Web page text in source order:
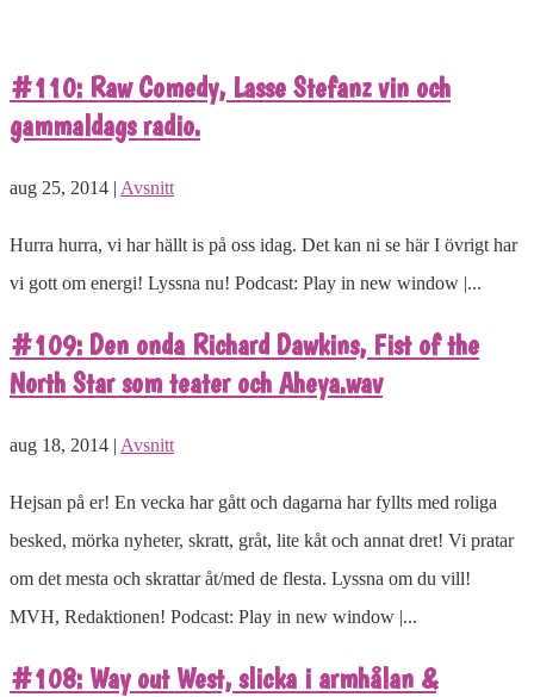
#110: Raw Comedy, Lasse Stefanz vin och
gammaldags radio.
aug 25, 2014 | Avsnitt
Hurra hurra, vi har hällt is på oss idag. Det kan ni se här I övrigt har
vi gott om energi! Lyssna nu! Podcast: Play in new window |...
#109: Den onda Richard Dawkins, Fist of the
North Star som teater och Aheya.wav
aug 18, 2014 | Avsnitt
Hejsan på er! En vecka har gått och dagarna har fyllts med roliga
besked, mörka nyheter, skratt, gråt, lite kåt och annat dret! Vi pratar
om det mesta och skrattar åt/med de flesta. Lyssna om du vill!
MVH, Redaktionen! Podcast: Play in new window |...
#108: Way out West, slicka i armhålan &